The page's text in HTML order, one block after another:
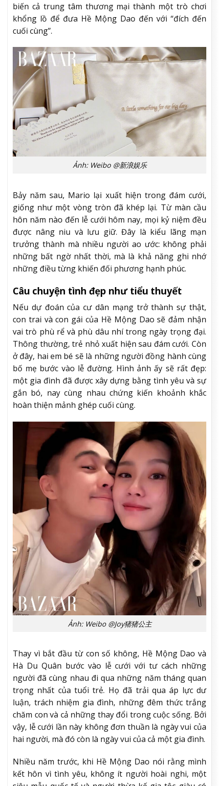
biến cả trung tâm thương mại thành một trò chơi
khổng lồ để đưa Hề Mộng Dao đến với “đích đến
cuối cùng”.
Ảnh: Weibo @新浪娱乐
Bảy năm sau, Mario lại xuất hiện trong đám cưới,
giống như một vòng tròn đã khép lại. Từ màn cầu
hôn năm nào đến lễ cưới hôm nay, mọi kỷ niệm đều
được nâng niu và lưu giữ. Đây là kiểu lãng mạn
trưởng thành mà nhiều người ao ước: không phải
những bất ngờ nhất thời, mà là khả năng ghi nhớ
những điều từng khiến đối phương hạnh phúc.
Câu chuyện tình đẹp như tiểu thuyết
Nếu dự đoán của cư dân mạng trở thành sự thật,
con trai và con gái của Hề Mộng Dao sẽ đảm nhận
vai trò phù rể và phù dâu nhí trong ngày trọng đại.
Thông thường, trẻ nhỏ xuất hiện sau đám cưới. Còn
ở đây, hai em bé sẽ là những người đồng hành cùng
bố mẹ bước vào lễ đường. Hình ảnh ấy sẽ rất đẹp:
một gia đình đã được xây dựng bằng tình yêu và sự
gắn bó, nay cùng nhau chứng kiến khoảnh khắc
hoàn thiện mảnh ghép cuối cùng.
Ảnh: Weibo @Joy猪猪公主
Thay vì bắt đầu từ con số không, Hề Mộng Dao và
Hà Du Quân bước vào lễ cưới với tư cách những
người đã cùng nhau đi qua những năm tháng quan
trọng nhất của tuổi trẻ. Họ đã trải qua áp lực dư
luận, trách nhiệm gia đình, những đêm thức trắng
chăm con và cả những thay đổi trong cuộc sống. Bởi
vậy, lễ cưới lần này không đơn thuần là ngày vui của
hai người, mà đó còn là ngày vui của cả một gia đình.
Nhiều năm trước, khi Hề Mộng Dao nói rằng mình
kết hôn vì tình yêu, không ít người hoài nghi, một